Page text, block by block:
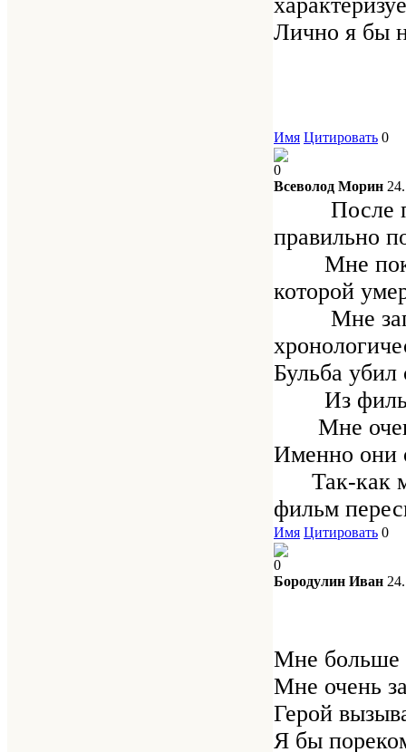
Лично я бы
Имя Цитировать 0
0
Всеволод Морин
После
правильно
Мне
которой
Мне
Бульба убил
Из фильма
Мне очень
Именно они
Так-как
фильм
Имя Цитировать 0
0
Бородулин Иван
Мне больше
Мне очень
Герой
Я бы